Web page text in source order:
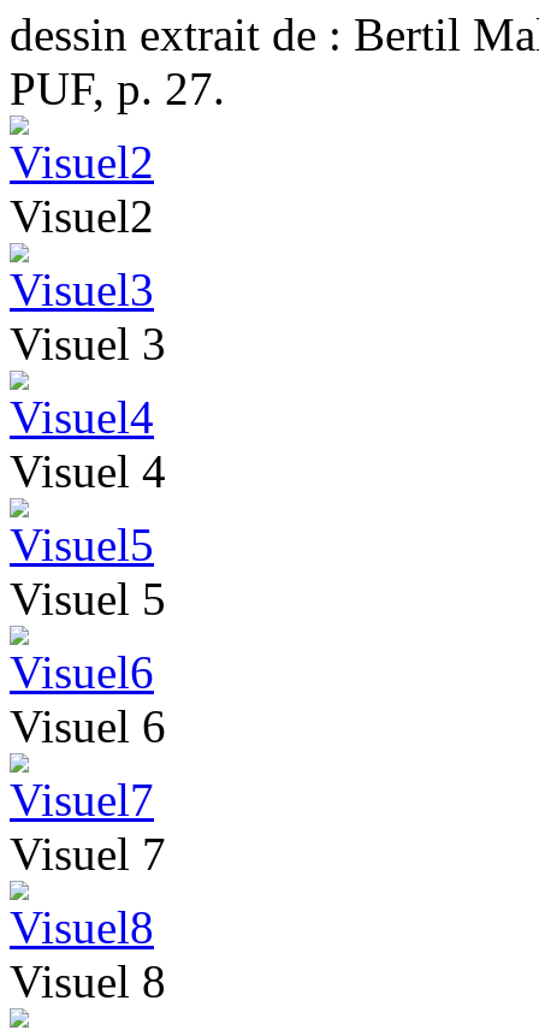
dessin extrait de : Bertil
PUF, p. 27.
Visuel2
Visuel 3
Visuel 4
Visuel 5
Visuel 6
Visuel 7
Visuel 8